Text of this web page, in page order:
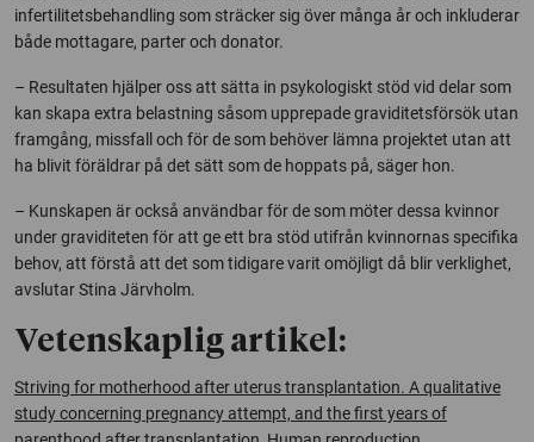
infertilitetsbehandling som sträcker sig över många år och inkluderar
både mottagare, parter och donator.
– Resultaten hjälper oss att sätta in psykologiskt stöd vid delar som
kan skapa extra belastning såsom upprepade graviditetsförsök utan
framgång, missfall och för de som behöver lämna projektet utan att
ha blivit föräldrar på det sätt som de hoppats på, säger hon.
– Kunskapen är också användbar för de som möter dessa kvinnor
under graviditeten för att ge ett bra stöd utifrån kvinnornas specifika
behov, att förstå att det som tidigare varit omöjligt då blir verklighet,
avslutar Stina Järvholm.
Vetenskaplig artikel:
Striving for motherhood after uterus transplantation. A qualitative
study concerning pregnancy attempt, and the first years of